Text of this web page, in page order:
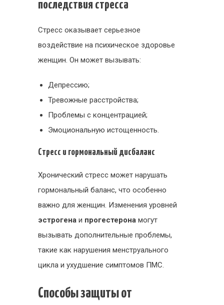
последствия стресса
Стресс оказывает серьезное
воздействие на психическое здоровье
женщин. Он может вызывать:
Депрессию;
Тревожные расстройства;
Проблемы с концентрацией;
Эмоциональную истощенность.
Стресс и гормональный дисбаланс
Хронический стресс может нарушать
гормональный баланс, что особенно
важно для женщин. Изменения уровней
эстрогенаи прогестеронамогут
вызывать дополнительные проблемы,
такие как нарушения менструального
цикла и ухудшение симптомов ПМС.
Способы защиты от